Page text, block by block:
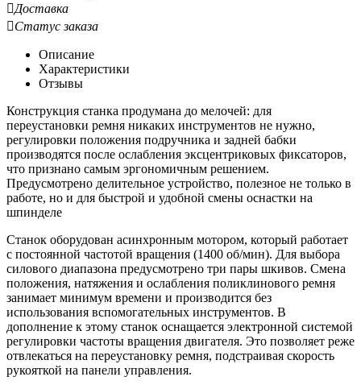
Доставка
Статус заказа
Описание
Характеристики
Отзывы
Конструкция станка продумана до мелочей: для
переустановки ремня никаких инструментов не нужно,
регулировки положения подручника и задней бабки
производятся после ослабления эксцентриковых фиксаторов,
что признано самым эргономичным решением.
Предусмотрено делительное устройство, полезное не только в
работе, но и для быстрой и удобной смены оснастки на
шпинделе
Станок оборудован асинхронным мотором, который работает
с постоянной частотой вращения (1400 об/мин). Для выбора
силового диапазона предусмотрено три пары шкивов. Смена
положения, натяжения и ослабления поликлинового ремня
занимает минимум времени и производится без
использования вспомогательных инструментов. В
дополнение к этому станок оснащается электронной системой
регулировки частоты вращения двигателя. Это позволяет реже
отвлекаться на переустановку ремня, подстраивая скорость
рукояткой на панели управления.